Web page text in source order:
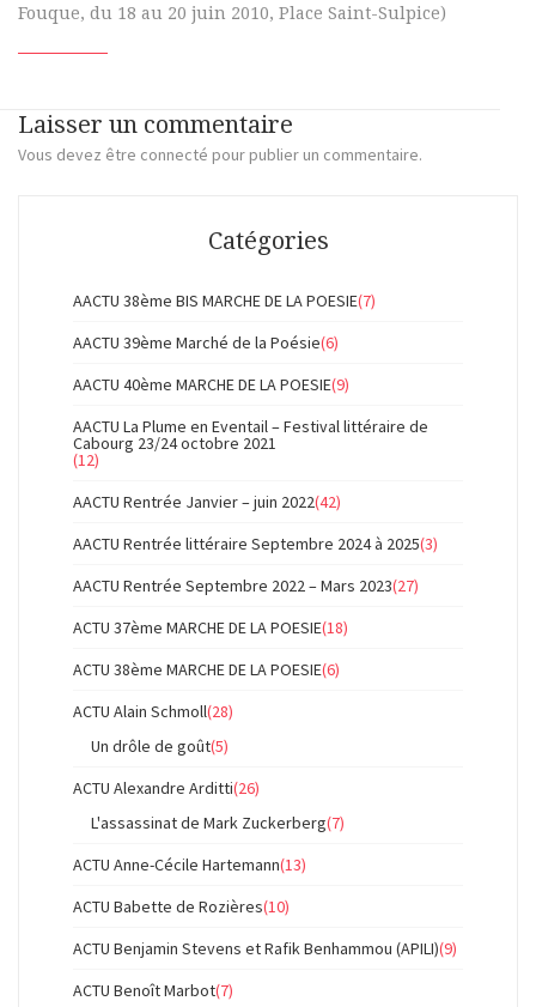
Fouque, du 18 au 20 juin 2010, Place Saint-Sulpice)
Laisser un commentaire
Vous devez être connecté pour publier un commentaire.
Catégories
AACTU 38ème BIS MARCHE DE LA POESIE(7)
AACTU 39ème Marché de la Poésie(6)
AACTU 40ème MARCHE DE LA POESIE(9)
AACTU La Plume en Eventail – Festival littéraire de
Cabourg 23/24 octobre 2021
(12)
AACTU Rentrée Janvier – juin 2022(42)
AACTU Rentrée littéraire Septembre 2024 à 2025(3)
AACTU Rentrée Septembre 2022 – Mars 2023(27)
ACTU 37ème MARCHE DE LA POESIE(18)
ACTU 38ème MARCHE DE LA POESIE(6)
ACTU Alain Schmoll(28)
Un drôle de goût(5)
ACTU Alexandre Arditti(26)
L'assassinat de Mark Zuckerberg(7)
ACTU Anne-Cécile Hartemann(13)
ACTU Babette de Rozières(10)
ACTU Benjamin Stevens et Rafik Benhammou (APILI)(9)
ACTU Benoît Marbot(7)